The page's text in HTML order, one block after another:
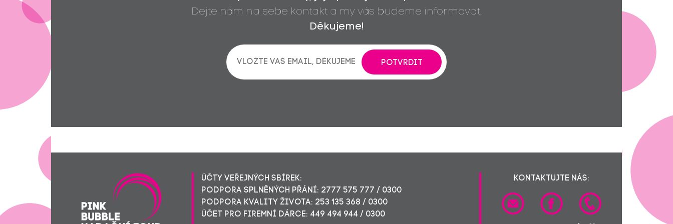
Dejte nám na sebe kontakt a my vás budeme informovat.
Děkujeme!
POTVRDIT
ÚČTY VEŘEJNÝCH SBÍREK:
PODPORA SPLNĚNÝCH PŘÁNÍ: 2777 575 777 / 0300
PODPORA KVALITY ŽIVOTA: 253 135 368 / 0300
ÚČET PRO FIREMNÍ DÁRCE: 449 494 944 / 0300
KONTAKTUJTE NÁS: